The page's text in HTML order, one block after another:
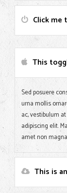
Click
This
Sed posuere
urna mollis
ac, vestibulum
adipiscing elit.
amet non
This is